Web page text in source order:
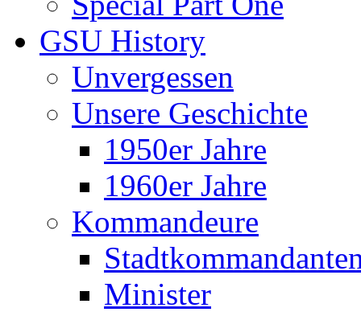
GSU History
Unvergessen
Unsere Geschichte
1950er Jahre
1960er Jahre
Kommandeure
Minister